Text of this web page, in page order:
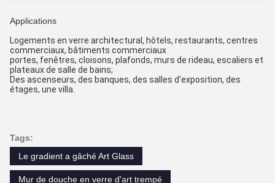
Applications
Logements en verre architectural, hôtels, restaurants, centres
commerciaux, bâtiments commerciaux
portes, fenêtres, cloisons, plafonds, murs de rideau, escaliers et
plateaux de salle de bains;
Des ascenseurs, des banques, des salles d'exposition, des
étages, une villa.
Tags:
Le gradient a gâché Art Glass
Mur de douche en verre d'art trempé